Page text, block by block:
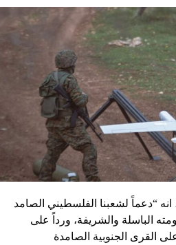
عين الرمانة» التي كانت
الشرارة التي أشعلت الحرب الأهلية في 13 أبريل 1975 التي باتت
يفتح معركة مع شعبة
وسوريات في معرض صوف
“دعماً لشعبنا الفلسطيني الصامد
الباسلة ‌‏‌‏‌والشريفة، ورداً على
القرى الجنوبية الصامدة